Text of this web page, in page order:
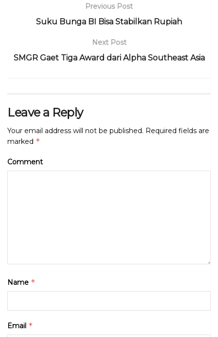
Previous Post
Suku Bunga BI Bisa Stabilkan Rupiah
Next Post
SMGR Gaet Tiga Award dari Alpha Southeast Asia
Leave a Reply
Your email address will not be published. Required fields are
marked *
Comment
Name *
Email *